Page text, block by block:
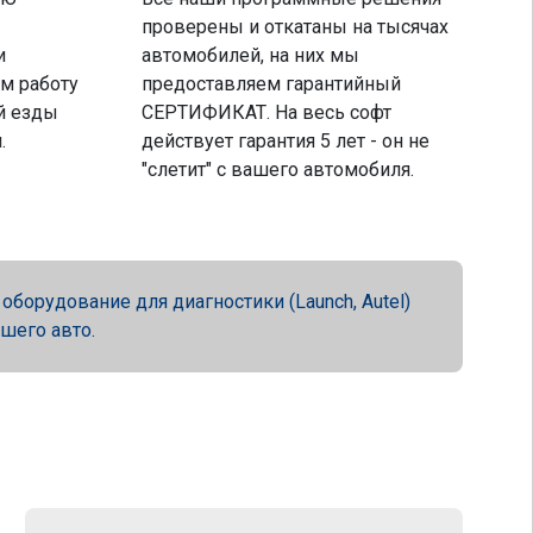
работу
езды
проверены и откатаны на тысячах
автомобилей, на них мы
предоставляем гарантийный
СЕРТИФИКАТ. На весь софт
действует гарантия 5 лет - он не
"слетит" с вашего автомобиля.
для диагностики (Launch, Autel)
авто.